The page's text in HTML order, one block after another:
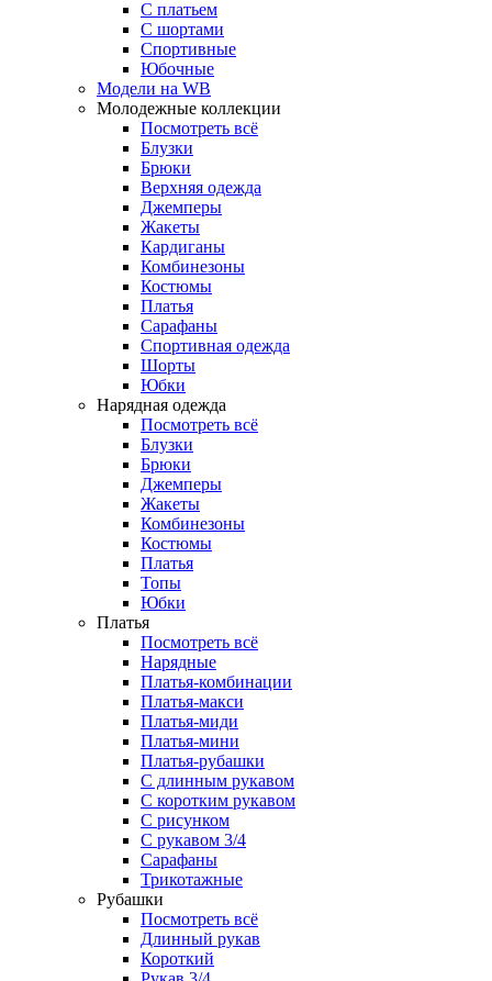
С платьем
С шортами
Спортивные
Юбочные
Модели на WB
Молодежные коллекции
Посмотреть всё
Блузки
Брюки
Верхняя одежда
Джемперы
Жакеты
Кардиганы
Комбинезоны
Костюмы
Платья
Сарафаны
Спортивная одежда
Шорты
Юбки
Нарядная одежда
Посмотреть всё
Блузки
Брюки
Джемперы
Жакеты
Комбинезоны
Костюмы
Платья
Топы
Юбки
Платья
Посмотреть всё
Нарядные
Платья-комбинации
Платья-макси
Платья-миди
Платья-мини
Платья-рубашки
С длинным рукавом
С коротким рукавом
С рисунком
С рукавом 3/4
Сарафаны
Трикотажные
Рубашки
Посмотреть всё
Длинный рукав
Короткий